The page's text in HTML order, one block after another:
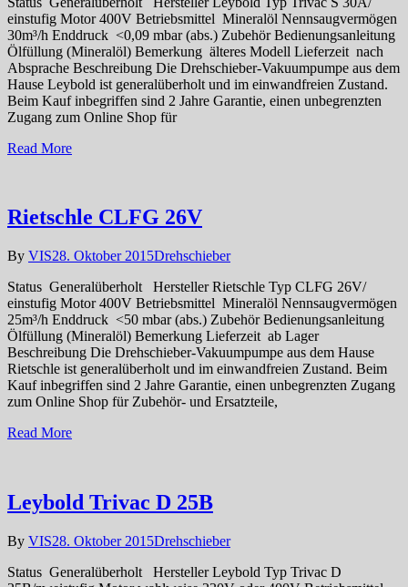
einstufig Motor 400V Betriebsmittel Mineralöl Nennsaugvermögen
30m³/h Enddruck <0,09 mbar (abs.) Zubehör Bedienungsanleitung
Ölfüllung (Mineralöl) Bemerkung älteres Modell Lieferzeit nach
Absprache Beschreibung Die Drehschieber-Vakuumpumpe aus dem
Hause Leybold ist generalüberholt und im einwandfreien Zustand.
Beim Kauf inbegriffen sind 2 Jahre Garantie, einen unbegrenzten
Zugang zum Online Shop für
Read More
Rietschle CLFG 26V
By VIS28. Oktober 2015Drehschieber
Status Generalüberholt Hersteller Rietschle Typ CLFG 26V/
einstufig Motor 400V Betriebsmittel Mineralöl Nennsaugvermögen
25m³/h Enddruck <50 mbar (abs.) Zubehör Bedienungsanleitung
Ölfüllung (Mineralöl) Bemerkung Lieferzeit ab Lager
Beschreibung Die Drehschieber-Vakuumpumpe aus dem Hause
Rietschle ist generalüberholt und im einwandfreien Zustand. Beim
Kauf inbegriffen sind 2 Jahre Garantie, einen unbegrenzten Zugang
zum Online Shop für Zubehör- und Ersatzteile,
Read More
Leybold Trivac D 25B
By VIS28. Oktober 2015Drehschieber
Status Generalüberholt Hersteller Leybold Typ Trivac D